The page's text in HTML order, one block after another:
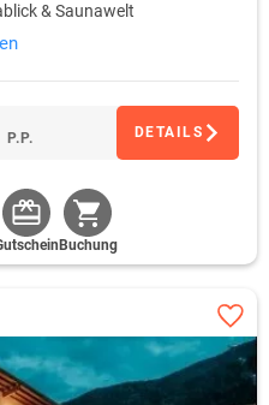
& Saunawelt
P.P. DETAILS
Buchung